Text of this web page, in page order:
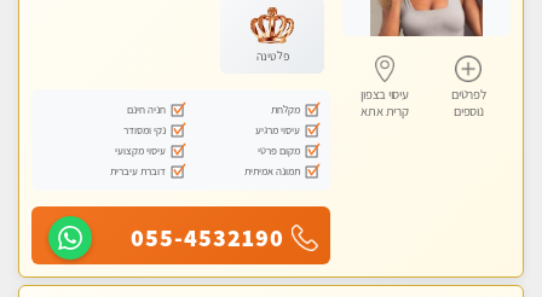
לפרטים
נוספים
עיסוי בצפון
קרית אתא
טנטרה, עיסוי מגבר לגבר, עיסוי מגבר
לאישה
פלטינה
מקלחת
חניה חינם
עיסוי מרגיע
נקי ומסודר
מקום פרטי
עיסוי מקצועי
תמונה אמיתית
דוברת עיברית
055-4532190